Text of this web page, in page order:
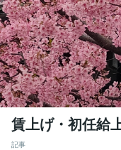
賃上げ・初任給
記事